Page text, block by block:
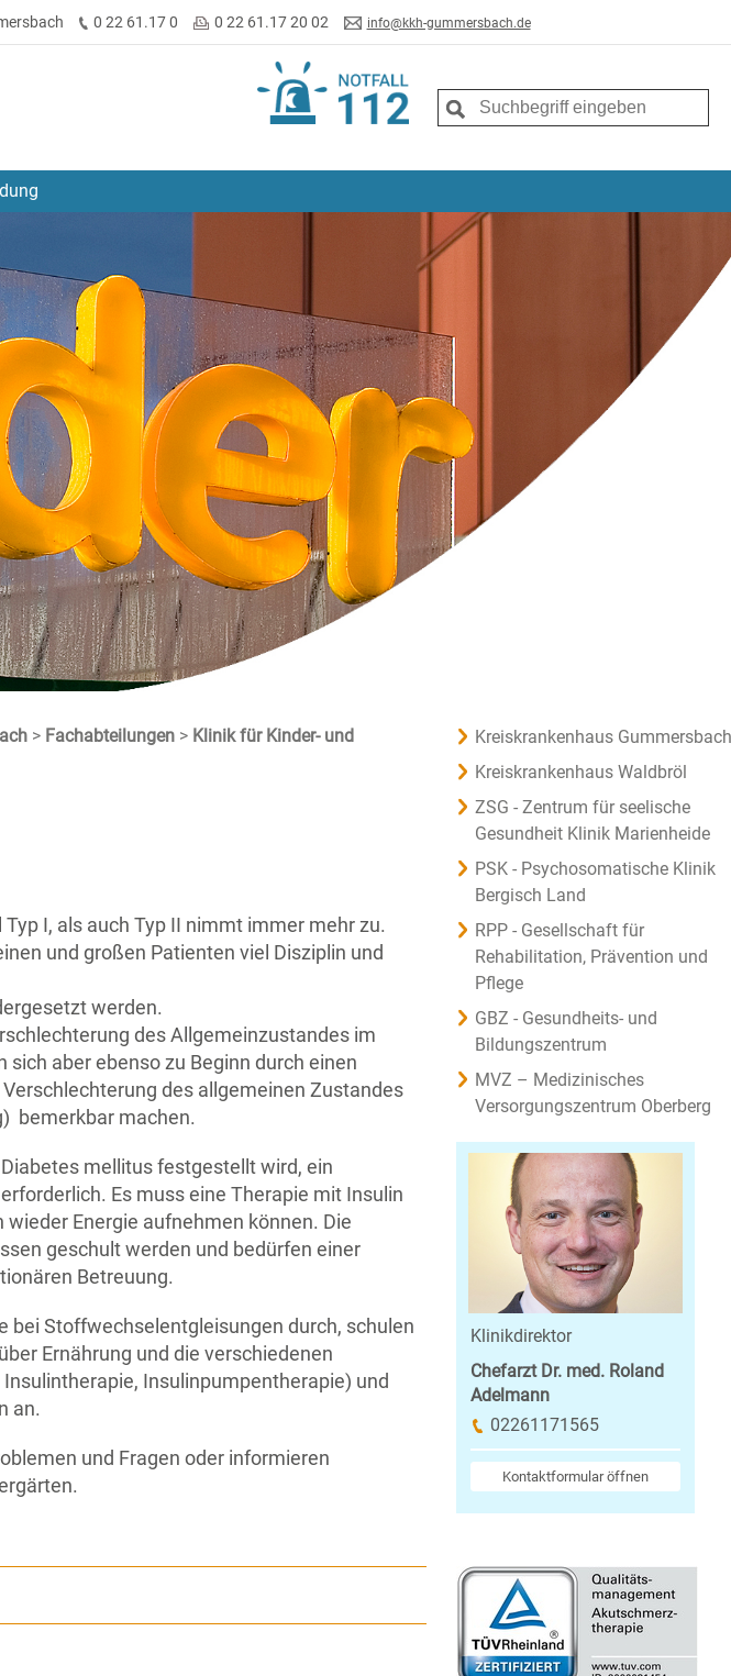
0 22 61.17 0 0 22 61.17 20 02 info@kkh-gummersbach.de
> Fachabteilungen > Klinik für Kinder- und
I, als auch Typ II nimmt immer mehr zu.
und großen Patienten viel Disziplin und
werden.
des Allgemeinzustandes im
aber ebenso zu Beginn durch einen
des allgemeinen Zustandes
bemerkbar machen.
mellitus festgestellt wird, ein
Es muss eine Therapie mit Insulin
Energie aufnehmen können. Die
geschult werden und bedürfen einer
Betreuung.
bei Stoffwechselentgleisungen durch, schulen
Ernährung und die verschiedenen
Insulinpumpentherapie) und
an.
und Fragen oder informieren
Kreiskrankenhaus Gummersbach
Kreiskrankenhaus Waldbröl
ZSG - Zentrum für seelische
Gesundheit Klinik Marienheide
PSK - Psychosomatische Klinik
Bergisch Land
RPP - Gesellschaft für
Rehabilitation, Prävention und
Pflege
GBZ - Gesundheits- und
Bildungszentrum
MVZ – Medizinisches
Versorgungszentrum Oberberg
Klinikdirektor
Chefarzt Dr. med. Roland
Adelmann
02261171565
Kontaktformular öffnen